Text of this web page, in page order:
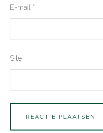
E-mail *
Site